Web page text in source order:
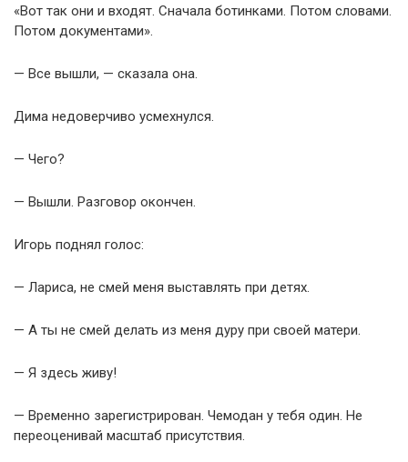
«Вот так они и входят. Сначала ботинками. Потом словами.
Потом документами».
— Все вышли, — сказала она.
Дима недоверчиво усмехнулся.
— Чего?
— Вышли. Разговор окончен.
Игорь поднял голос:
— Лариса, не смей меня выставлять при детях.
— А ты не смей делать из меня дуру при своей матери.
— Я здесь живу!
— Временно зарегистрирован. Чемодан у тебя один. Не
переоценивай масштаб присутствия.